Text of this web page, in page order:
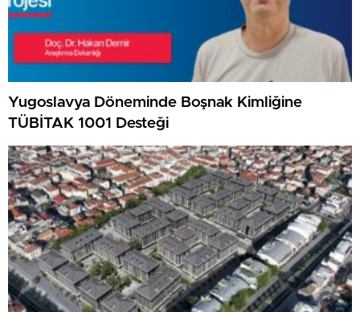
Yugoslavya Döneminde Boşnak Kimliğine
TÜBİTAK 1001 Desteği